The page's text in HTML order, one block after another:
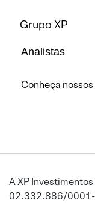
Grupo XP
Analistas
Conheça
A XP
02.332.886/0001-